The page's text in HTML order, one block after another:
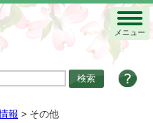
メニュー
報 > その他